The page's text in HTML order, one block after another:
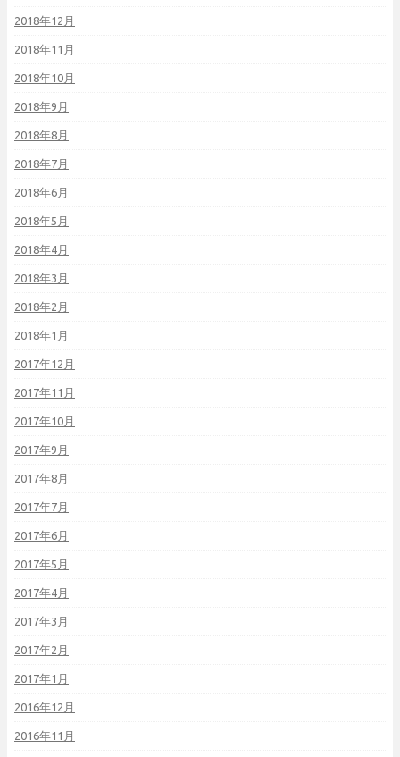
2018年12月
2018年11月
2018年10月
2018年9月
2018年8月
2018年7月
2018年6月
2018年5月
2018年4月
2018年3月
2018年2月
2018年1月
2017年12月
2017年11月
2017年10月
2017年9月
2017年8月
2017年7月
2017年6月
2017年5月
2017年4月
2017年3月
2017年2月
2017年1月
2016年12月
2016年11月